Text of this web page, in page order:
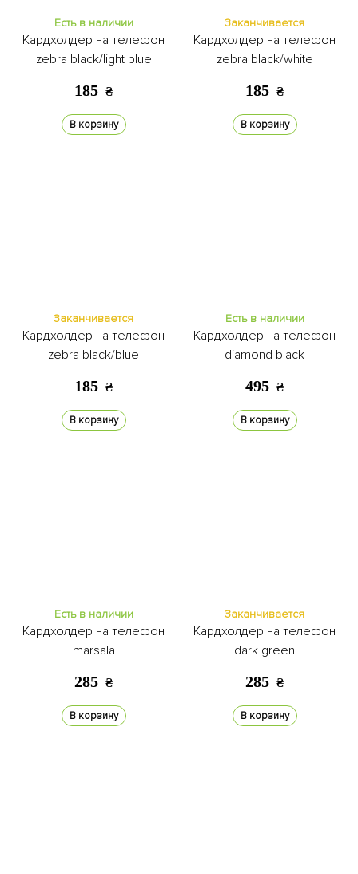
Есть в наличии
Кардхолдер на телефон
zebra black/light blue
185 ₴
В корзину
Заканчивается
Кардхолдер на телефон
zebra black/white
185 ₴
В корзину
Заканчивается
Кардхолдер на телефон
zebra black/blue
185 ₴
В корзину
Есть в наличии
Кардхолдер на телефон
diamond black
495 ₴
В корзину
Есть в наличии
Кардхолдер на телефон
marsala
285 ₴
В корзину
Заканчивается
Кардхолдер на телефон
dark green
285 ₴
В корзину